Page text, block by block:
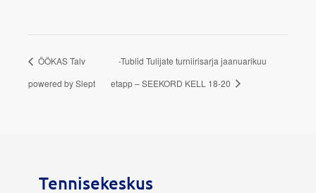
ÖÖKAS Talv
powered by Slept
-Tublid Tulijate turniirisarja jaanuarikuu
etapp – SEEKORD KELL 18-20
Tennisekeskus